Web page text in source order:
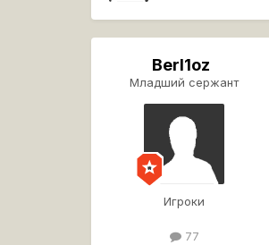
Berl1oz
Младший сержант
Игроки
77